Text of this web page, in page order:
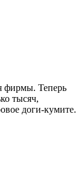
фирмы. Теперь
тысяч,
доги-кумите.